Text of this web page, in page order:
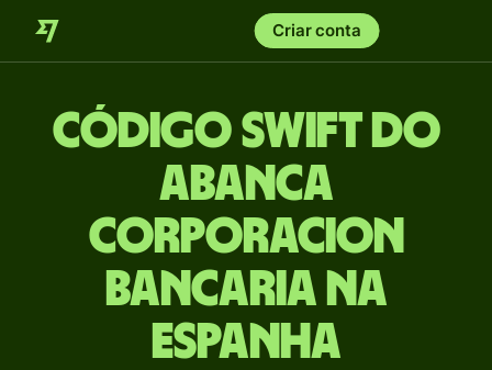
Criar conta
Código Swift do
ABANCA
CORPORACION
BANCARIA na
Espanha